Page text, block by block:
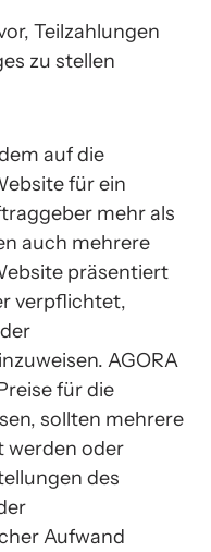
Teilzahlungen
zu stellen
auf die
für ein
mehr als
auch mehrere
präsentiert
verpflichtet,
AGORA
für die
sollten mehrere
werden oder
des
Aufwand